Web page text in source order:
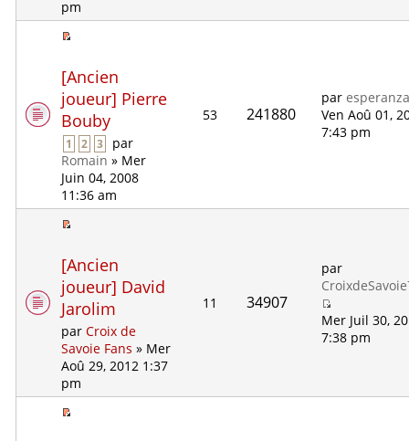
pm
[Ancien
joueur] Pierre
Bouby
1 2 3
par
Romain » Mer
Juin 04, 2008
11:36 am
53 241880
par
Ven Aoû 01,
7:43 pm
[Ancien
joueur] David
Jarolim
parCroix de
Savoie Fans » Mer
Aoû 29, 2012 1:37
pm
11 34907
par
Mer Juil 30,
7:38 pm